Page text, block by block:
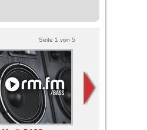
Seite 1 von 5